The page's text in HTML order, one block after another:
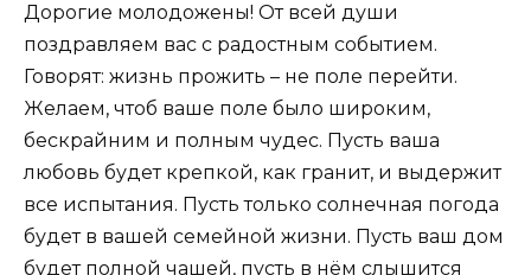
Дорогие молодожены! От всей души
поздравляем вас с радостным событием.
Говорят: жизнь прожить – не поле перейти.
Желаем, чтоб ваше поле было широким,
бескрайним и полным чудес. Пусть ваша
любовь будет крепкой, как гранит, и выдержит
все испытания. Пусть только солнечная погода
будет в вашей семейной жизни. Пусть ваш дом
будет полной чашей, пусть в нём слышится